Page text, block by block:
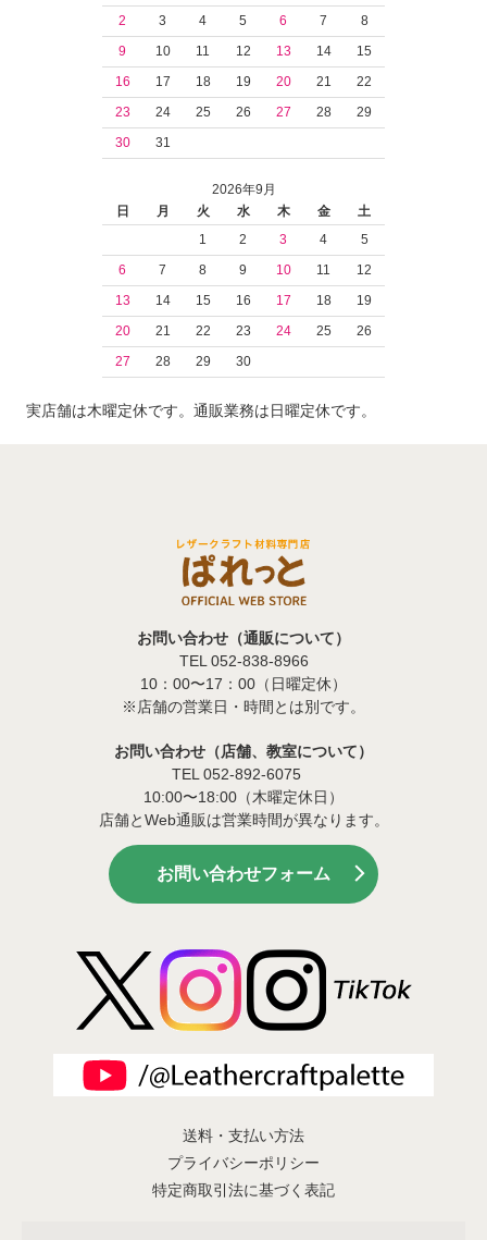
2
3 4 5 6 7
8
9
10 11 12 13 14
15
16
17 18 19 20 21
22
23
24 25 26 27 28
29
30
31
2026年9月
日
月 火 水 木 金
土
1
2 3 4
5
6
7 8 9 10 11
12
13
14 15 16 17 18
19
20
21 22 23 24 25
26
27
28 29 30
実店舗は木曜定休です。通販業務は日曜定休です。
お問い合わせ（通販について）
TEL 052-838-8966
10：00〜17：00（日曜定休）
※店舗の営業日・時間とは別です。
お問い合わせ（店舗、教室について）
TEL 052-892-6075
10:00〜18:00（木曜定休日）
店舗とWeb通販は営業時間が異なります。
お問い合わせフォーム
送料・支払い方法
プライバシーポリシー
特定商取引法に基づく表記